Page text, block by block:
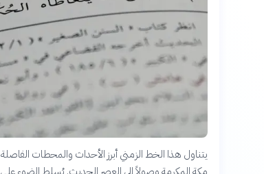
يتناول هذا الخط الزمني أبرز الأحداث والمحطات الفاصلة